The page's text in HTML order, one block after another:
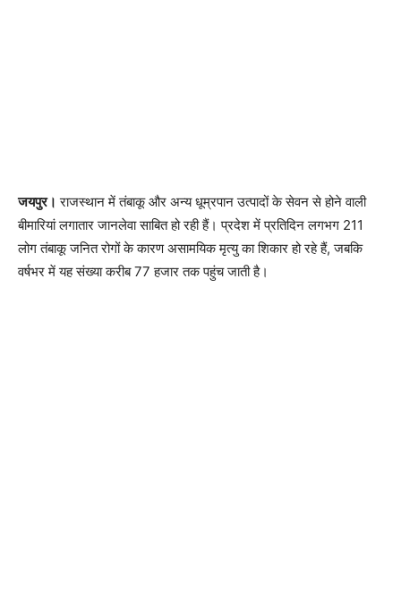
जयपुर। राजस्थान में तंबाकू और अन्य धूम्रपान उत्पादों के सेवन से होने वाली
बीमारियां लगातार जानलेवा साबित हो रही हैं। प्रदेश में प्रतिदिन लगभग 211
लोग तंबाकू जनित रोगों के कारण असामयिक मृत्यु का शिकार हो रहे हैं, जबकि
वर्षभर में यह संख्या करीब 77 हजार तक पहुंच जाती है।